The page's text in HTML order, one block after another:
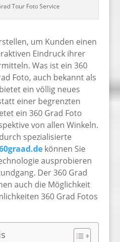
Tour Foto Service
um Kunden einen
Eindruck ihrer
Was ist ein 360
Foto, auch bekannt als
ein völlig neues
einer begrenzten
ein 360 Grad Foto
von allen Winkeln.
spezialisierte
können Sie
ausprobieren
Der 360 Grad
auch die Möglichkeit
360 Grad Fotos